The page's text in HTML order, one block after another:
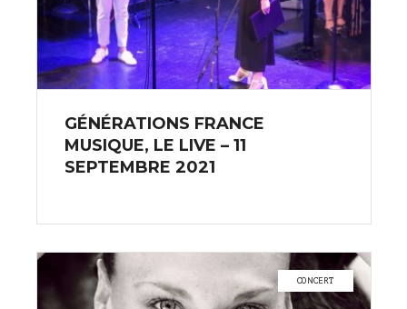
GÉNÉRATIONS FRANCE
MUSIQUE, LE LIVE – 11
SEPTEMBRE 2021
CONCERT